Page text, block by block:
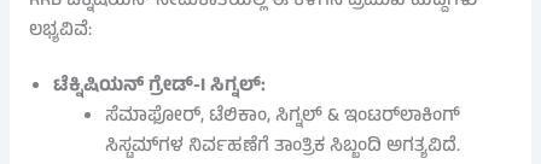
ಲಭ್ಯವಿವೆ:
ಟೆಕ್ನಿಷಿಯನ್ ಗ್ರೇಡ್-I ಸಿಗ್ನಲ್:
ಸೆಮಾಫೋರ್, ಟೆಲಿಕಾಂ, ಸಿಗ್ನಲ್ & ಇಂಟರ್‌ಲಾಕಿಂಗ್
ಸಿಸ್ಟಮ್‌ಗಳ ನಿರ್ವಹಣೆಗೆ ತಾಂತ್ರಿಕ ಸಿಬ್ಬಂದಿ ಅಗತ್ಯವಿದೆ.